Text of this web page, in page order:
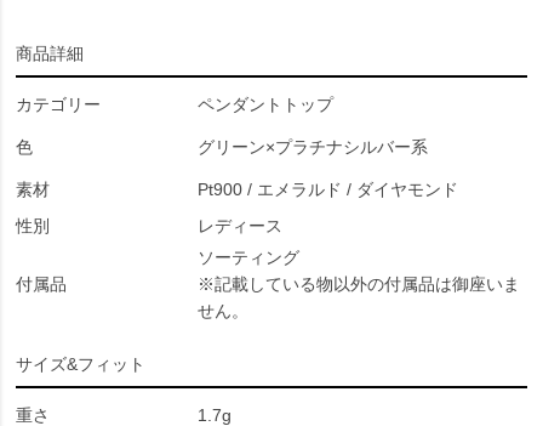
商品詳細
カテゴリー ペンダントトップ
色 グリーン×プラチナシルバー系
素材
Pt900 / エメラルド / ダイヤモンド
性別
レディース
付属品
ソーティング
※記載している物以外の付属品は御座いま
せん。
サイズ&フィット
重さ
1.7g